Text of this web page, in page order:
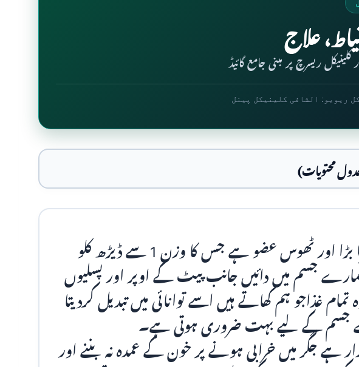
علاج
ریسرچ پر مبنی جامع گائیڈ
ریویو: الشافی کلینیکل پینل
محتویات)
جگر ہمارے جسم کا دوسرا بڑا اور ٹھوس عضو ہے جس کا وزن 1 سے ڈیڑھ کلو
جسم میں دائیں جانب پیٹ کے اوپر اور پسلیوں
غذاجو ہم کھاتے ہیں اسے توانائی میں تبدیل کردیتا
جسم کے لیے بہت ضروری ہوتی ہے۔
ہے جگر میں خرابی ہونے پر خون کے عمدہ نہ بننے اور